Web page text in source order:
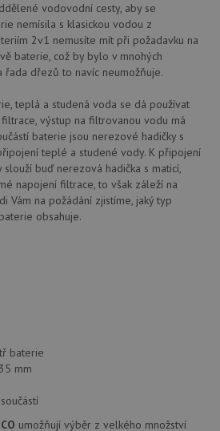
vodovodní cesty, aby se
nemísila s klasickou vodou z
2v1 nemusíte mít při požadavku na
baterie, což by bylo v mnohých
dřezů to navíc neumožňuje.
teplá a studená voda se dá používat
výstup na filtrovanou vodu má
baterie jsou nerezové hadičky s
teplé a studené vody. K připojení
buď nerezová hadička s maticí,
napojení filtrace, to však záleží na
Vám na požádání zjistíme, jaký typ
obsahuje.
baterie
mm
umožňují výběr z velkého množství